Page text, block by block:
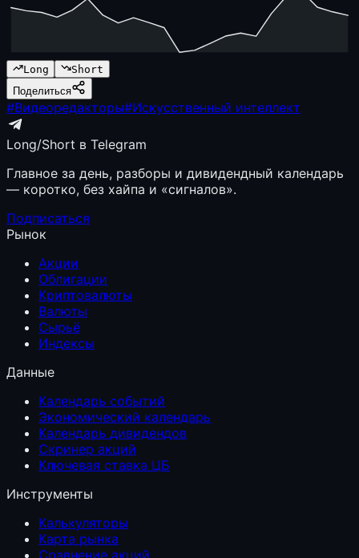
Long
Short
Поделиться
#Видеоредакторы#Искусственный интеллект
Long/Short в Telegram
Главное за день, разборы и дивидендный календарь
— коротко, без хайпа и «сигналов».
Подписаться
Рынок
Акции
Облигации
Криптовалюты
Валюты
Сырьё
Индексы
Данные
Календарь событий
Экономический календарь
Календарь дивидендов
Скринер акций
Ключевая ставка ЦБ
Инструменты
Калькуляторы
Карта рынка
Сравнение акций